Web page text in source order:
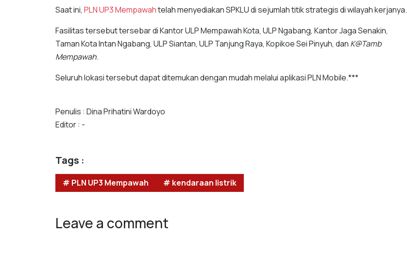
Saat ini, PLN UP3 Mempawahtelah menyediakan SPKLU di sejumlah titik strategis di wilayah kerjanya.
Fasilitas tersebut tersebar di Kantor ULP Mempawah Kota, ULP Ngabang, Kantor Jaga Senakin,
Taman Kota Intan Ngabang, ULP Siantan, ULP Tanjung Raya, Kopikoe Sei Pinyuh, dan K@Tamb
Mempawah.
Seluruh lokasi tersebut dapat ditemukan dengan mudah melalui aplikasi PLN Mobile.***
Penulis : Dina Prihatini Wardoyo
Editor : -
Tags :
# PLN UP3 Mempawah # kendaraan listrik
Leave a comment